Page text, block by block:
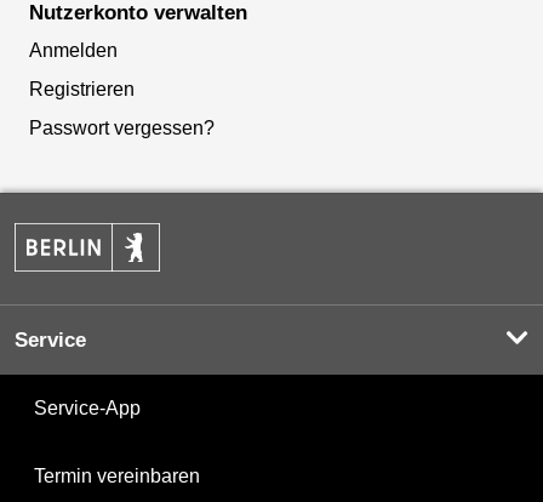
Nutzerkonto verwalten
Anmelden
Registrieren
Passwort vergessen?
Service
Service-App
Termin vereinbaren